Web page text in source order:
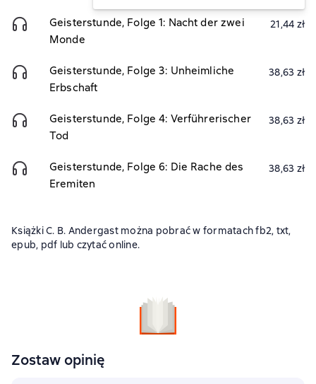
Geisterstunde, Folge 1: Nacht der zwei
Monde
21,44 zł
Geisterstunde, Folge 3: Unheimliche
Erbschaft
38,63 zł
Geisterstunde, Folge 4: Verführerischer
Tod
38,63 zł
Geisterstunde, Folge 6: Die Rache des
Eremiten
38,63 zł
Książki C. B. Andergast można pobrać w formatach fb2, txt,
epub, pdf lub czytać online.
Zostaw opinię